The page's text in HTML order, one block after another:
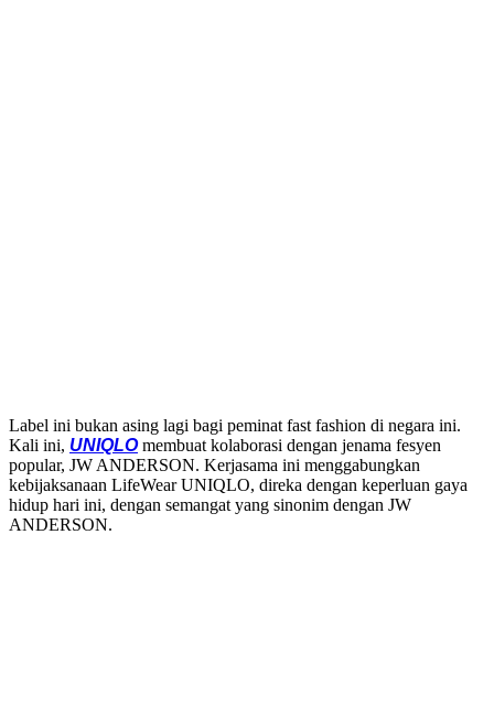
Label ini bukan asing lagi bagi peminat fast fashion di negara ini.
Kali ini, UNIQLOmembuat kolaborasi dengan jenama fesyen
popular, JW ANDERSON. Kerjasama ini menggabungkan
kebijaksanaan LifeWear UNIQLO, direka dengan keperluan gaya
hidup hari ini, dengan semangat yang sinonim dengan JW
ANDERSON.